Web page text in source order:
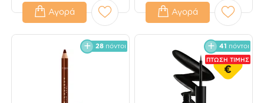
Αγορά Αγορά
28 πόντοι 41 πόντοι
ΠΤΩΣΗ ΤΙΜΗΣ
€